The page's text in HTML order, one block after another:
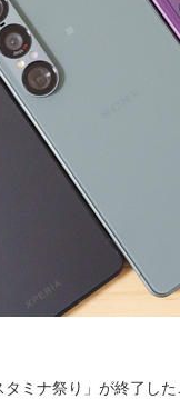
ミナ祭り」が終了し